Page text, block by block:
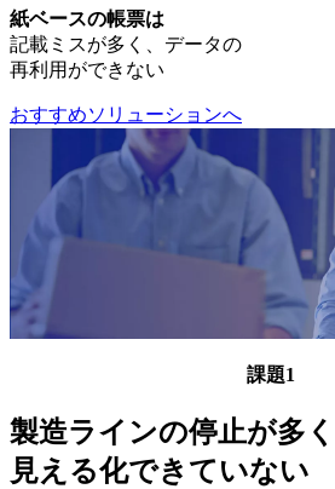
紙ベースの帳票は
記載ミスが多く、データの
再利用ができない
おすすめソリューションへ
課題1
製造ラインの停止が多
見える化できていない